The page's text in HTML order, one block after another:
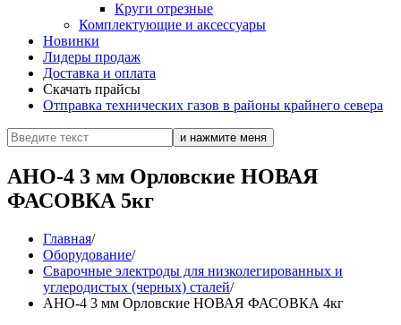
Круги отрезные
Комплектующие и аксессуары
Новинки
Лидеры продаж
Доставка и оплата
Скачать прайсы
Отправка технических газов в районы крайнего севера
АНО-4 3 мм Орловские НОВАЯ
ФАСОВКА 5кг
Главная/
Оборудование/
Сварочные электроды для низколегированных и
углеродистых (черных) сталей/
АНО-4 3 мм Орловские НОВАЯ ФАСОВКА 4кг